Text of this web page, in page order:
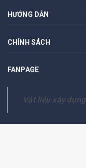
HƯỚNG DẪN
CHÍNH SÁCH
FANPAGE
Vật liệu xây dựng